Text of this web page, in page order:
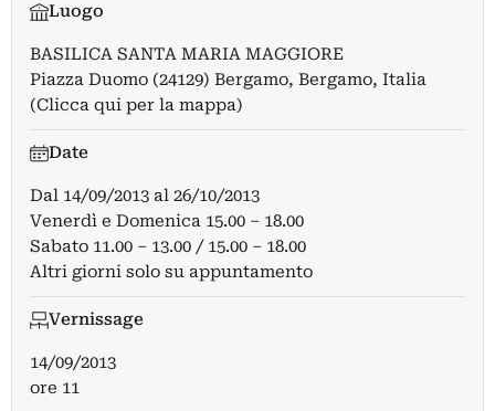
Luogo
BASILICA SANTA MARIA MAGGIORE
Piazza Duomo (24129) Bergamo, Bergamo, Italia
(Clicca qui per la mappa)
Date
Dal 14/09/2013 al 26/10/2013
Venerdì e Domenica 15.00 – 18.00
Sabato 11.00 – 13.00 / 15.00 – 18.00
Altri giorni solo su appuntamento
Vernissage
14/09/2013
ore 11